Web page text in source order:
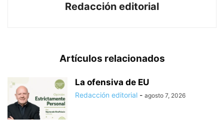
Redacción editorial
Artículos relacionados
La ofensiva de EU
Redacción editorial - agosto 7, 2026